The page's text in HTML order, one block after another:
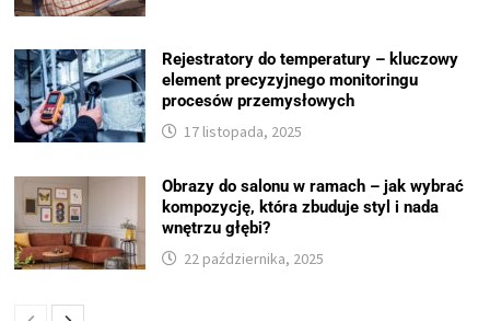
Rejestratory do temperatury – kluczowy
element precyzyjnego monitoringu
procesów przemysłowych
17 listopada, 2025
Obrazy do salonu w ramach – jak wybrać
kompozycję, która zbuduje styl i nada
wnętrzu głębi?
22 października, 2025